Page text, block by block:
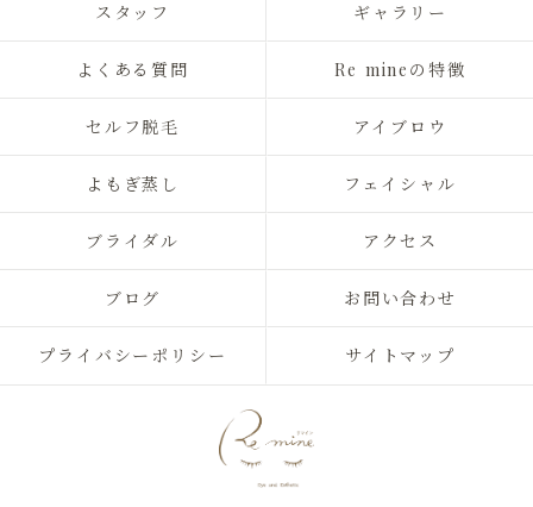
スタッフ ギャラリー
よくある質問 Re mineの特徴
セルフ脱毛 アイブロウ
よもぎ蒸し フェイシャル
ブライダル アクセス
ブログ お問い合わせ
プライバシーポリシー サイトマップ